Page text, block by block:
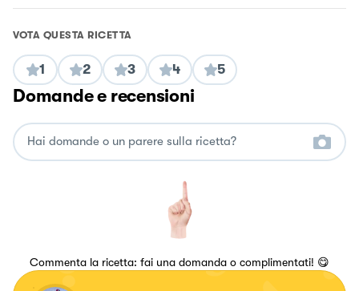
VOTA QUESTA RICETTA
1 2 3 4 5
Domande e recensioni
Commenta la ricetta: fai una domanda o complimentati! 😋